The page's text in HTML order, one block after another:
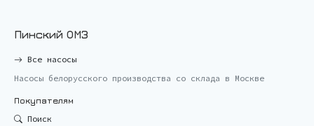
Пинский ОМЗ
Все насосы
Насосы белорусского производства со склада в Москве
Покупателям
Поиск